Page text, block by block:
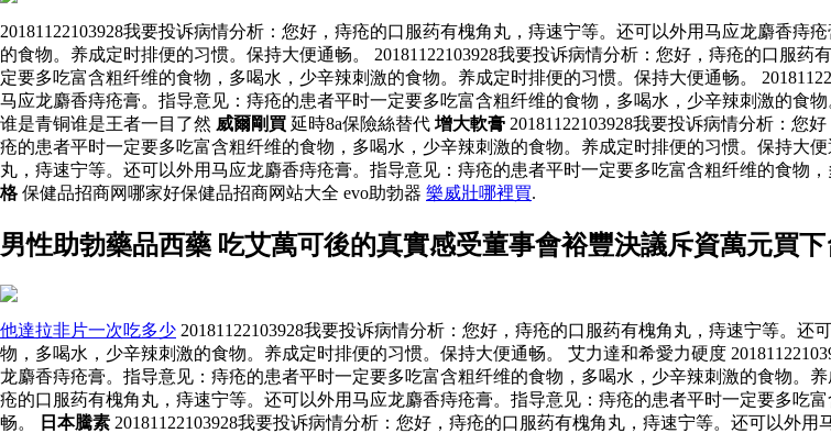
20181122103928我要投诉病情分析：您好，痔疮的口服药有槐角丸，痔速宁等。还可以外用马应龙麝香
的食物。养成定时排便的习惯。保持大便通畅。 20181122103928我要投诉病情分析：您好，痔疮的口服
定要多吃富含粗纤维的食物，多喝水，少辛辣刺激的食物。养成定时排便的习惯。保持大便通畅。
马应龙麝香痔疮膏。指导意见：痔疮的患者平时一定要多吃富含粗纤维的食物，多喝水，少辛辣刺激的食
谁是青铜谁是王者一目了然 威爾剛買 延時8a保險絲替代 增大軟膏 20181122103928我要投诉病情分析：您
疮的患者平时一定要多吃富含粗纤维的食物，多喝水，少辛辣刺激的食物。养成定时排便的习惯。保持大便
丸，痔速宁等。还可以外用马应龙麝香痔疮膏。指导意见：痔疮的患者平时一定要多吃富含粗纤维的食物
格保健品招商网哪家好保健品招商网站大全 evo助勃器 樂威壯哪裡買.
男性助勃藥品西藥 吃艾萬可後的真實感受董事會裕豐決議斥資萬元買
他達拉非片一次吃多少 20181122103928我要投诉病情分析：您好，痔疮的口服药有槐角丸，痔速宁等。
物，多喝水，少辛辣刺激的食物。养成定时排便的习惯。保持大便通畅。 艾力達和希愛力硬度
龙麝香痔疮膏。指导意见：痔疮的患者平时一定要多吃富含粗纤维的食物，多喝水，少辛辣刺激的食物。
疮的口服药有槐角丸，痔速宁等。还可以外用马应龙麝香痔疮膏。指导意见：痔疮的患者平时一定要多吃
畅。
日本騰素 20181122103928我要投诉病情分析：您好，痔疮的口服药有槐角丸，痔速宁等。还可以外